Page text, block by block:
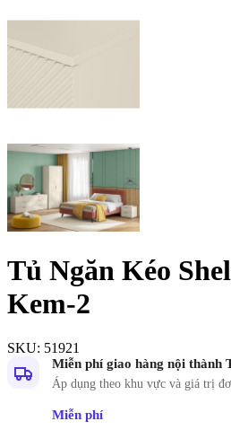
Tủ Ngăn Kéo
Kem-2
SKU: 51921
Miễn phí giao hàng nội thành
Áp dụng theo khu vực và giá trị
Miễn phí